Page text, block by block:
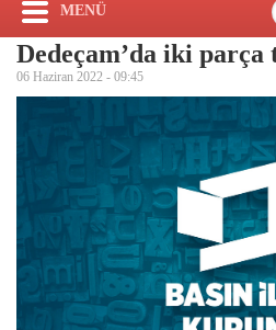
MENÜ
Dedeçam’da iki parça
06 Haziran 2022 - 09:45